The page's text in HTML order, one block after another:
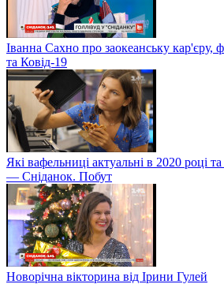
Іванна Сахно про заокеанську кар'єру,
та Ковід-19
Які вафельниці актуальні в 2020 році
— Сніданок. Побут
Новорічна вікторина від Ірини Гулей